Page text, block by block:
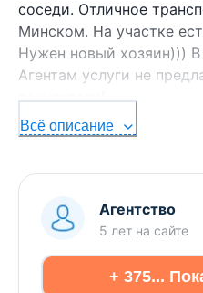
соседи. Отличное
Минском. На участке
Нужен новый хозяин)))
Агентам услуги не
покупатели!
Всё описание
Агентство
5 лет на сайте
+ 375...